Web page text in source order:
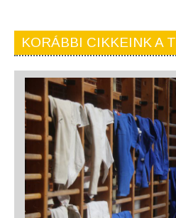
KORÁBBI CIKKEINK A